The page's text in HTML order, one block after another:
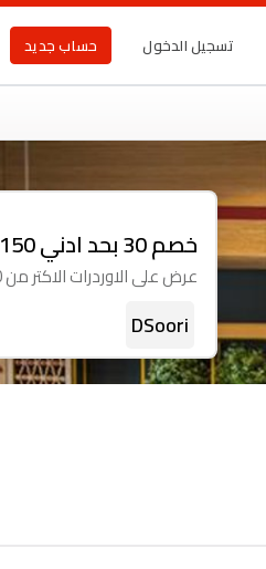
تسجيل الدخول حساب جديد
خصم 30 بحد ادني 150ج
عرض على الاوردرات الاكتر من 150 جنيه ينتهي : بعد 5 أشهر
DSoori